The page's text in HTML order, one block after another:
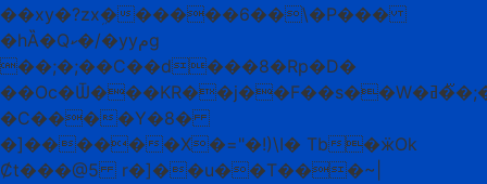
��xy�?zxܹ������6��\�P���
�hȀ�Qކ�/�yyمg
��;�;��C��d���8�Rp�D�
��Oc�Ѿ���KR��j��F��s��W�ߥ�᫇�;��ƠZ��x���T���(d3v���Eh7|
�C����Y�8�
�]������X�="�!)\I� Tb�ӝOk
Ȼt���@5 r�]��u��T���~|